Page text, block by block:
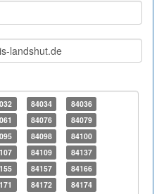
84034
84036
84076
84079
84098
84100
84109
84137
84157
84166
84172 84174